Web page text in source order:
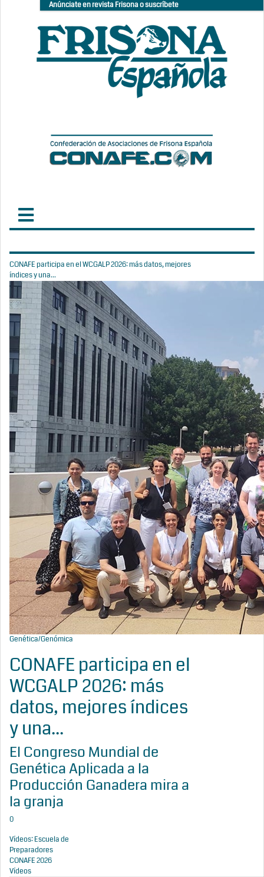
Anúnciate en revista Frisona o suscríbete
CONAFE participa en el WCGALP 2026: más datos, mejores
índices y una...
Genética/Genómica
CONAFE participa en el
WCGALP 2026: más
datos, mejores índices
y una...
El Congreso Mundial de
Genética Aplicada a la
Producción Ganadera mira a
la granja
0
Vídeos: Escuela de
Preparadores
CONAFE 2026
Vídeos